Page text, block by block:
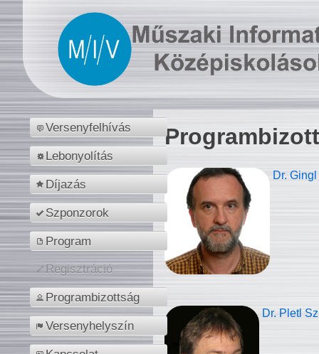
Versenyfelhívás
Lebonyolítás
Díjazás
Szponzorok
Program
Regisztráció
Programbizottság
Versenyhelyszín
Dr.
Dr. Pletl